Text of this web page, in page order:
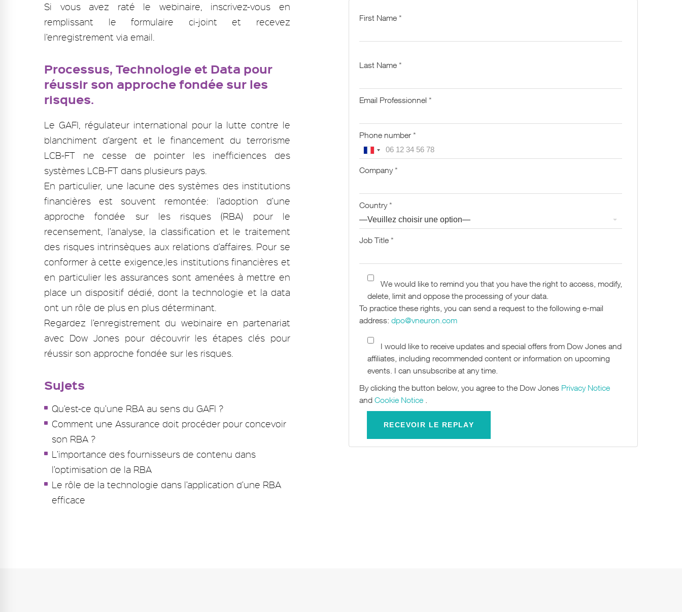
Si vous avez raté le webinaire, inscrivez-vous en
remplissant le formulaire ci-joint et recevez
l’enregistrement via email.
Processus, Technologie et Data pour
réussir son approche fondée sur les
risques.
Le GAFI, régulateur international pour la lutte contre le
blanchiment d’argent et le financement du terrorisme
LCB-FT ne cesse de pointer les inefficiences des
systèmes LCB-FT dans plusieurs pays.
En particulier, une lacune des systèmes des institutions
financières est souvent remontée: l’adoption d’une
approche fondée sur les risques (RBA) pour le
recensement, l’analyse, la classification et le traitement
des risques intrinsèques aux relations d’affaires. Pour se
conformer à cette exigence,les institutions financières et
en particulier les assurances sont amenées à mettre en
place un dispositif dédié, dont la technologie et la data
ont un rôle de plus en plus déterminant.
Regardez l’enregistrement du webinaire en partenariat
avec Dow Jones pour découvrir les étapes clés pour
réussir son approche fondée sur les risques.
Sujets
Qu’est-ce qu’une RBA au sens du GAFI ?
Comment une Assurance doit procéder pour concevoir
son RBA ?
L’importance des fournisseurs de contenu dans
l’optimisation de la RBA
Le rôle de la technologie dans l’application d’une RBA
efficace
First Name *
Last Name *
Email Professionnel *
Phone number *
Company *
Country *
Job Title *
We would like to remind you that you have the right to access, modify,
delete, limit and oppose the processing of your data.
To practice these rights, you can send a request to the following e-mail
address: dpo@vneuron.com
I would like to receive updates and special offers from Dow Jones and
affiliates, including recommended content or information on upcoming
events. I can unsubscribe at any time.
By clicking the button below, you agree to the Dow Jones Privacy Notice
and Cookie Notice